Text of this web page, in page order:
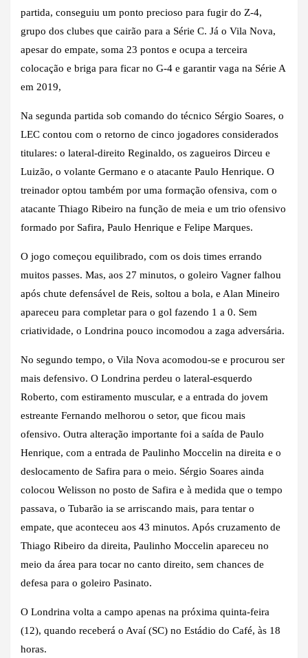
partida, conseguiu um ponto precioso para fugir do Z-4,
grupo dos clubes que cairão para a Série C. Já o Vila Nova,
apesar do empate, soma 23 pontos e ocupa a terceira
colocação e briga para ficar no G-4 e garantir vaga na Série A
em 2019,
Na segunda partida sob comando do técnico Sérgio Soares, o
LEC contou com o retorno de cinco jogadores considerados
titulares: o lateral-direito Reginaldo, os zagueiros Dirceu e
Luizão, o volante Germano e o atacante Paulo Henrique. O
treinador optou também por uma formação ofensiva, com o
atacante Thiago Ribeiro na função de meia e um trio ofensivo
formado por Safira, Paulo Henrique e Felipe Marques.
O jogo começou equilibrado, com os dois times errando
muitos passes. Mas, aos 27 minutos, o goleiro Vagner falhou
após chute defensável de Reis, soltou a bola, e Alan Mineiro
apareceu para completar para o gol fazendo 1 a 0. Sem
criatividade, o Londrina pouco incomodou a zaga adversária.
No segundo tempo, o Vila Nova acomodou-se e procurou ser
mais defensivo. O Londrina perdeu o lateral-esquerdo
Roberto, com estiramento muscular, e a entrada do jovem
estreante Fernando melhorou o setor, que ficou mais
ofensivo. Outra alteração importante foi a saída de Paulo
Henrique, com a entrada de Paulinho Moccelin na direita e o
deslocamento de Safira para o meio. Sérgio Soares ainda
colocou Welisson no posto de Safira e à medida que o tempo
passava, o Tubarão ia se arriscando mais, para tentar o
empate, que aconteceu aos 43 minutos. Após cruzamento de
Thiago Ribeiro da direita, Paulinho Moccelin apareceu no
meio da área para tocar no canto direito, sem chances de
defesa para o goleiro Pasinato.
O Londrina volta a campo apenas na próxima quinta-feira
(12), quando receberá o Avaí (SC) no Estádio do Café, às 18
horas.